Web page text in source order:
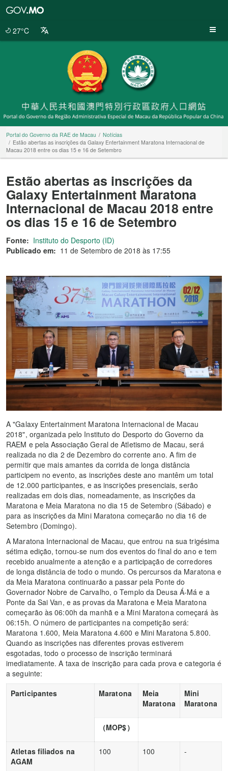
27°C
Portal do Governo da RAE de Macau
Notícias
Estão abertas as inscrições da Galaxy Entertainment Maratona Internacional de
Macau 2018 entre os dias 15 e 16 de Setembro
Estão abertas as inscrições da
Galaxy Entertainment Maratona
Internacional de Macau 2018 entre
os dias 15 e 16 de Setembro
Fonte: Instituto do Desporto (ID)
Publicado em: 11 de Setembro de 2018 às 17:55
A "Galaxy Entertainment Maratona Internacional de Macau
2018", organizada pelo Instituto do Desporto do Governo da
RAEM e pela Associação Geral de Atletismo de Macau, será
realizada no dia 2 de Dezembro do corrente ano. A fim de
permitir que mais amantes da corrida de longa distância
participem no evento, as inscrições deste ano mantêm um total
de 12.000 participantes, e as inscrições presenciais, serão
realizadas em dois dias, nomeadamente, as inscrições da
Maratona e Meia Maratona no dia 15 de Setembro (Sábado) e
para as inscrições da Mini Maratona começarão no dia 16 de
Setembro (Domingo).
A Maratona Internacional de Macau, que entrou na sua trigésima
sétima edição, tornou-se num dos eventos do final do ano e tem
recebido anualmente a atenção e a participação de corredores
de longa distância de todo o mundo. Os percursos da Maratona e
da Meia Maratona continuarão a passar pela Ponte do
Governador Nobre de Carvalho, o Templo da Deusa Á-Má e a
Ponte da Sai Van, e as provas da Maratona e Meia Maratona
começarão às 06:00h da manhã e a Mini Maratona começará às
06:15h. O número de participantes na competição será:
Maratona 1.600, Meia Maratona 4.600 e Mini Maratona 5.800.
Quando as inscrições nas diferentes provas estiverem
esgotadas, todo o processo de inscrição terminará
imediatamente. A taxa de inscrição para cada prova e categoria é
a seguinte:
Participantes
Maratona
Meia
Maratona
Mini
Maratona
（MOP$）
Atletas filiados na
AGAM
100 100 -